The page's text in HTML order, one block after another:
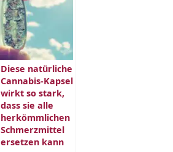
Diese natürliche
Cannabis-Kapsel
wirkt so stark,
dass sie alle
herkömmlichen
Schmerzmittel
ersetzen kann